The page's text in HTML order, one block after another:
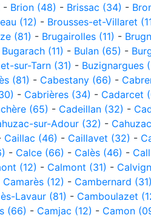
- Brion (48) - Brissac (34) -
(12) - Brousses-et-Villaret
(81) - Brugairolles (11) -
Bugarach (11) - Bulan (65) -
sur-Tarn (31) - Buzignargues
(81) - Cabestany (66) -
- Cabrières (34) - Cadarcet
(65) - Cadeillan (32) -
sur-Adour (32) -
Caillac (46) - Caillavet (32) -
- Calce (66) - Calès (46) -
(12) - Calmont (31) -
Camarès (12) - Cambernard (31)
Lavaur (81) - Camboulazet
(66) - Camjac (12) - Camon